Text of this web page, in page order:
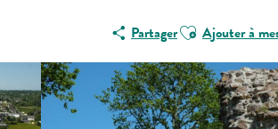
PartagerAjouter aux
Ajouter à